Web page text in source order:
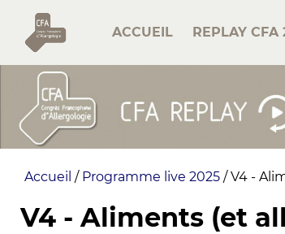
ACCUEIL REPLAY CFA
Accueil / Programme live 2025 /V4 -
V4 - Aliments (et